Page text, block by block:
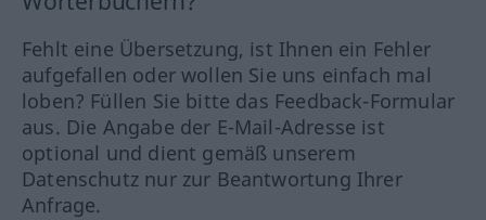
Fehlt eine Übersetzung, ist Ihnen ein Fehler
aufgefallen oder wollen Sie uns einfach mal
loben? Füllen Sie bitte das Feedback-Formular
aus. Die Angabe der E-Mail-Adresse ist
optional und dient gemäß unserem
Datenschutz nur zur Beantwortung Ihrer
Anfrage.